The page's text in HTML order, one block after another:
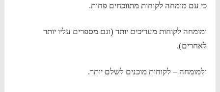
כי עם מומחה לקוחות מתווכחים פחות.
ומומחה לקוחות מעריכים יותר (וגם מספרים עליו יותר
לאחרים).
ולמומחה – לקוחות מוכנים לשלם יותר.